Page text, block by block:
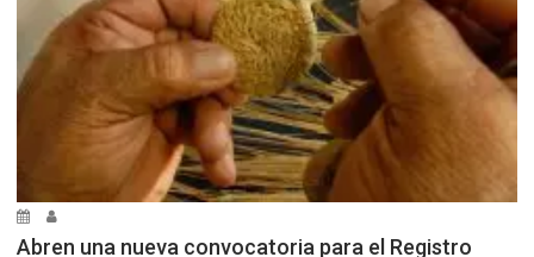
Abren una nueva convocatoria para el Registro